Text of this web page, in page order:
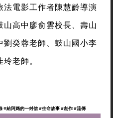
電影工作者陳慧齡導演
高中廖俞雲校長、壽山
癸蓉老師、鼓山國小李
老師。
#給阿媽的一封信#生命故事#創作#流傳